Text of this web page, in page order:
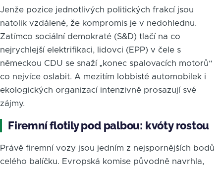
Jenže pozice jednotlivých politických frakcí jsou
natolik vzdálené, že kompromis je v nedohlednu.
Zatímco sociální demokraté (S&D) tlačí na co
nejrychlejší elektrifikaci, lidovci (EPP) v čele s
německou CDU se snaží „konec spalovacích motorů“
co nejvíce oslabit. A mezitím lobbisté automobilek i
ekologických organizací intenzivně prosazují své
zájmy.
Firemní flotily pod palbou: kvóty rostou
Právě firemní vozy jsou jedním z nejspornějších bodů
celého balíčku. Evropská komise původně navrhla,